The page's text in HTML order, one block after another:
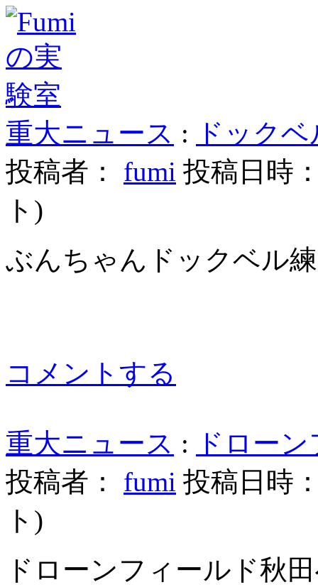
重大ニュース :
ドック
投稿者： fumi 投稿日時
ト )
ぶんちゃんドックベル
コメントする
重大ニュース :
ドロー
投稿者： fumi 投稿日時
ト )
ドローンフィールド秋